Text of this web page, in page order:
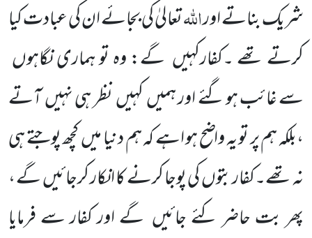
شریک بناتے اوراللہتعالیٰ کی بجائے ان کی عبادت کیا
کرتے تھے ۔کفارکہیں گے: وہ تو ہماری نگاہوں
سے غائب ہو گئے اور ہمیںکہیںنظر ہی نہیںآتے
،بلکہ ہم پر تو یہ واضح ہو اہے کہ ہم دنیا میںکچھ پوجتے ہی
نہ تھے۔کفاربتوںکی پوجا کرنے کا انکار کرجائیںگے ،
پھر بت حاضر کئے جائیں گے اور کفار سے فرمایا